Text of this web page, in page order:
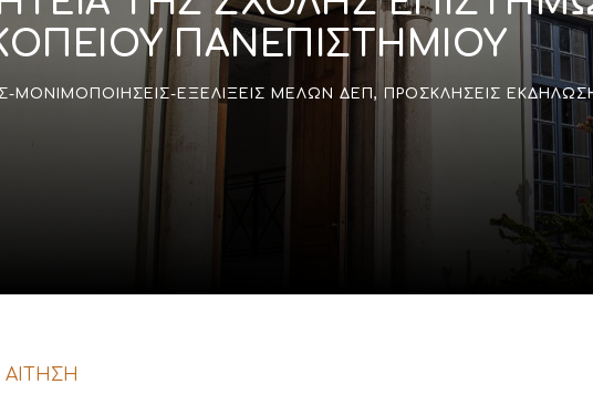
ΠΑΝΕΠΙΣΤΗΜΙΟΥ
ΜΟΝΙΜΟΠΟΙΉΣΕΙΣ-ΕΞΕΛΊΞΕΙΣ ΜΕΛΏΝ ΔΕΠ, ΠΡΟΣΚΛΉΣΕΙΣ
ΑΙΤΗΣΗ